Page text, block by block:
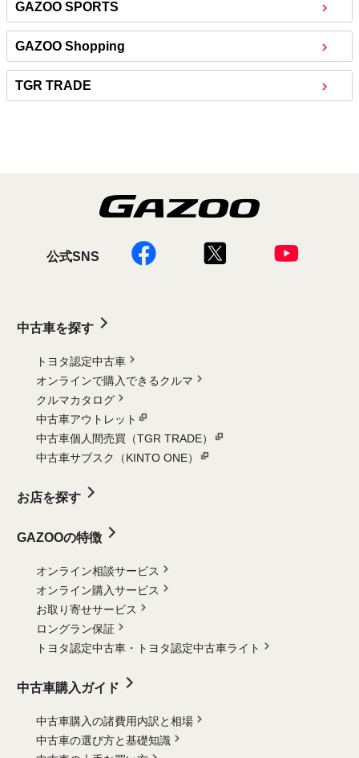
GAZOO SPORTS
GAZOO Shopping
TGR TRADE
公式SNS
中古車を探す
トヨタ認定中古車
オンラインで購入できるクルマ
クルマカタログ
中古車アウトレット
中古車個人間売買（TGR TRADE）
中古車サブスク（KINTO ONE）
お店を探す
GAZOOの特徴
オンライン相談サービス
オンライン購入サービス
お取り寄せサービス
ロングラン保証
トヨタ認定中古車・
トヨタ認定中古車ライト
中古車購入ガイド
中古車購入の諸費用内訳と相場
中古車の選び方と基礎知識